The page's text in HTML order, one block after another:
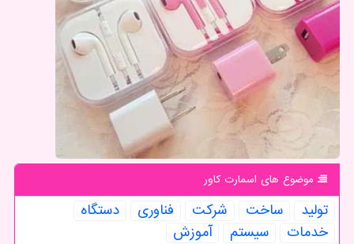
موضوع های اسمارت كاور
تولید ساخت شركت فناوری
دستگاه
خدمات
سیستم آموزش